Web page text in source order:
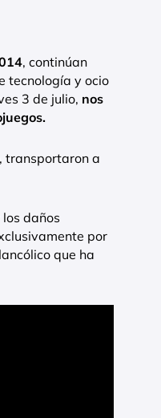
, continúan
tecnología y ocio
3 de julio, nos
, transportaron a
daños
por
que ha